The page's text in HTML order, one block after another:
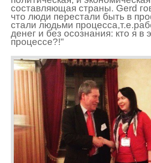
составляющая страны. Gerd
что люди перестали быть в
стали людьми
денег и без осознания: кто я в
процессе?!"